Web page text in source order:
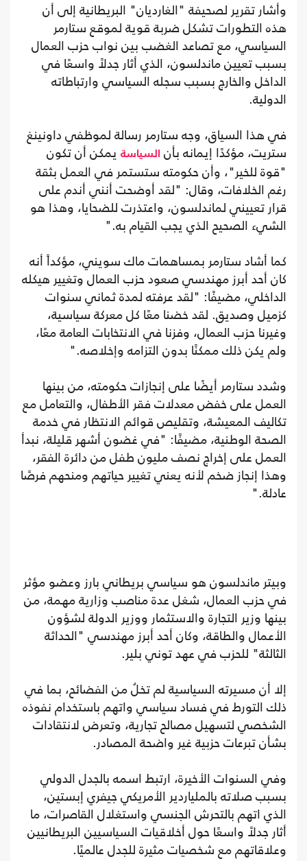
وأشار تقرير لصحيفة "الغارديان" البريطانية إلى أن
هذه التطورات تشكل ضربة قوية لموقع ستارمر
السياسي، مع تصاعد الغضب بين نواب حزب العمال
بسبب تعيين ماندلسون، الذي أثار جدلاً واسعًا في
الداخل والخارج بسبب سجله السياسي وارتباطاته
الدولية.
في هذا السياق، وجه ستارمر رسالة لموظفي داونينغ
ستريت، مؤكدًا إيمانه بأن السياسة يمكن أن تكون
"قوة للخير"، وأن حكومته ستستمر في العمل بثقة
رغم الخلافات، وقال: "لقد أوضحت أنني أندم على
قرار تعييني لماندلسون، واعتذرت للضحايا، وهذا هو
الشيء الصحيح الذي يجب القيام به."
كما أشاد ستارمر بمساهمات ماك سويني، مؤكداً أنه
كان أحد أبرز مهندسي صعود حزب العمال وتغيير هيكله
الداخلي، مضيفًا: "لقد عرفته لمدة ثماني سنوات
كزميل وصديق. لقد خضنا معًا كل معركة سياسية،
وغيرنا حزب العمال، وفزنا في الانتخابات العامة معًا،
ولم يكن ذلك ممكنًا بدون التزامه وإخلاصه."
وشدد ستارمر أيضًا على إنجازات حكومته، من بينها
العمل على خفض معدلات فقر الأطفال، والتعامل مع
تكاليف المعيشة، وتقليص قوائم الانتظار في خدمة
الصحة الوطنية، مضيفًا: "في غضون أشهر قليلة، نبدأ
العمل على إخراج نصف مليون طفل من دائرة الفقر،
وهذا إنجاز ضخم لأنه يعني تغيير حياتهم ومنحهم فرصًا
عادلة."
وبيتر ماندلسون هو سياسي بريطاني بارز وعضو مؤثر
في حزب العمال، شغل عدة مناصب وزارية مهمة، من
بينها وزير التجارة والاستثمار ووزير الدولة لشؤون
الأعمال والطاقة، وكان أحد أبرز مهندسي "الحداثة
الثالثة" للحزب في عهد توني بلير.
إلا أن مسيرته السياسية لم تخلُ من الفضائح، بما في
ذلك التورط في فساد سياسي واتهم باستخدام نفوذه
الشخصي لتسهيل مصالح تجارية، وتعرض لانتقادات
بشأن تبرعات حزبية غير واضحة المصادر.
وفي السنوات الأخيرة، ارتبط اسمه بالجدل الدولي
بسبب صلاته بالملياردير الأمريكي جيفري إبستين،
الذي اتهم بالتحرش الجنسي واستغلال القاصرات، ما
أثار جدلاً واسعًا حول أخلاقيات السياسيين البريطانيين
وعلاقاتهم مع شخصيات مثيرة للجدل عالميًا.